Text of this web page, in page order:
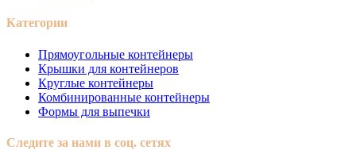
Категории
Прямоугольные контейнеры
Крышки для контейнеров
Круглые контейнеры
Комбинированные контейнеры
Формы для выпечки
Следите за нами в соц. сетях